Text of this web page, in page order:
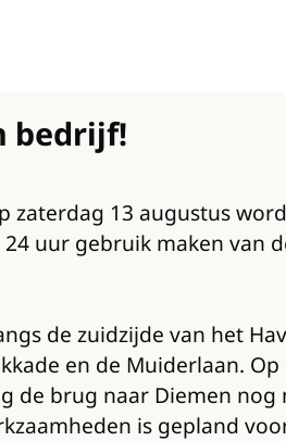
bedrijf!
13 augustus
uur gebruik maken van
de zuidzijde van het
en de Muiderlaan.
brug naar Diemen
is gepland